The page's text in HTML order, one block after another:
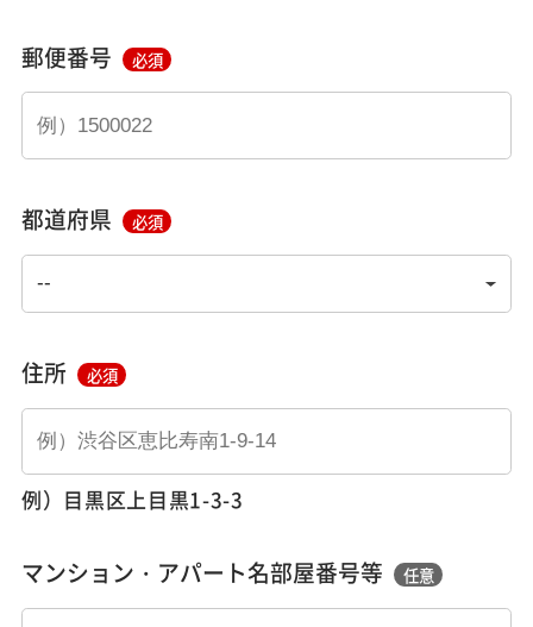
郵便番号 必須
都道府県 必須
住所 必須
例）目黒区上目黒1-3-3
マンション・アパート名部屋番号等 任意